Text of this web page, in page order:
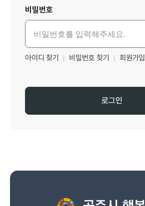
비밀번호
아이디 찾기 비밀번호 찾기 회원가입
로그인